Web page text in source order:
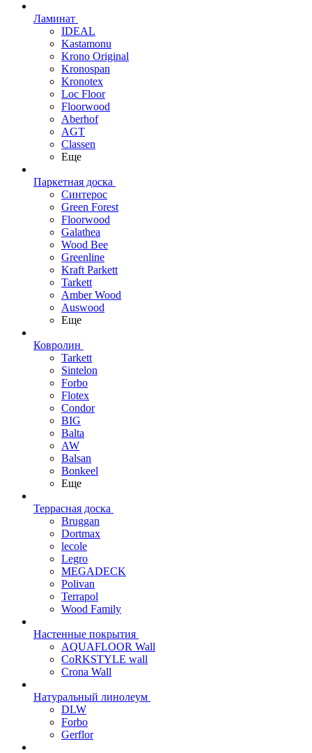
Ламинат
IDEAL
Kastamonu
Krono Original
Kronospan
Kronotex
Loc Floor
Floorwood
Aberhof
AGT
Classen
Еще
Паркетная доска
Синтерос
Green Forest
Floorwood
Galathea
Wood Bee
Greenline
Kraft Parkett
Tarkett
Amber Wood
Auswood
Еще
Ковролин
Tarkett
Sintelon
Forbo
Flotex
Condor
BIG
Balta
AW
Balsan
Bonkeel
Еще
Террасная доска
Bruggan
Dortmax
lecole
Legro
MEGADECK
Polivan
Terrapol
Wood Family
Настенные покрытия
AQUAFLOOR Wall
CoRKSTYLE wall
Crona Wall
Натуральный линолеум
DLW
Forbo
Gerflor